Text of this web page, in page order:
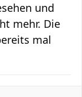
und
mehr. Die
mal